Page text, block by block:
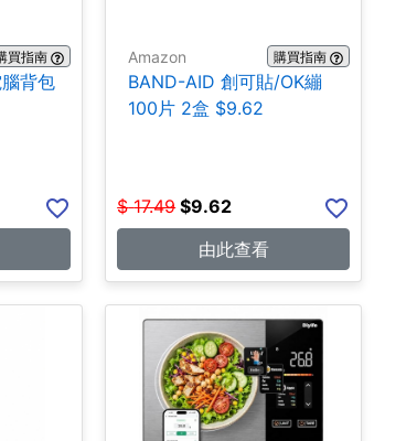
買指南
背包
Amazon 購買指南
BAND-AID 創可貼/OK繃
100片 2盒 $9.62
$ 17.49 $9.62
由此查看